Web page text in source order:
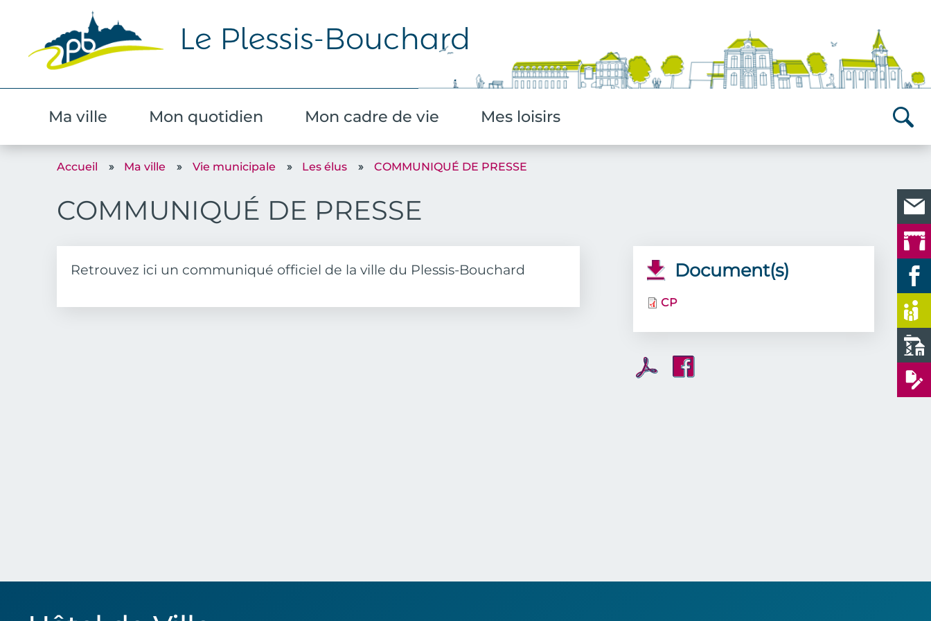
Ma ville Mon quotidien Mon cadre de vie Mes loisirs
Accueil Ma ville Vie municipale Les élus COMMUNIQUÉ DE PRESSE
COMMUNIQUÉ DE PRESSE
Résumé
Retrouvez ici un communiqué officiel de la ville du Plessis-Bouchard Document(s)
CP